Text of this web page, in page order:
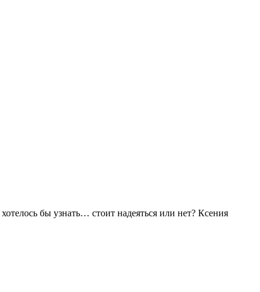
бы узнать… стоит надеяться или нет? Ксения